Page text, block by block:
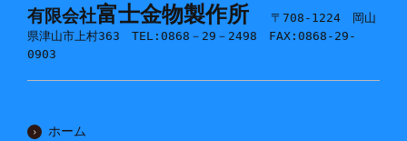
有限会社富士金物製作所
〒708-1224 岡山
県津山市上村363 TEL:0868－29－2498 FAX:0868-29-
0903
ホーム